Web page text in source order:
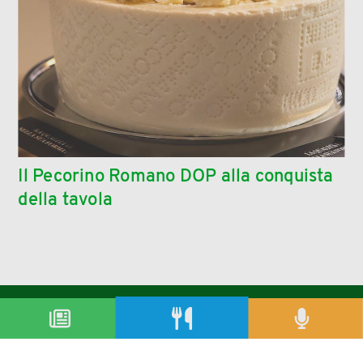
Il Pecorino Romano DOP alla conquista
della tavola